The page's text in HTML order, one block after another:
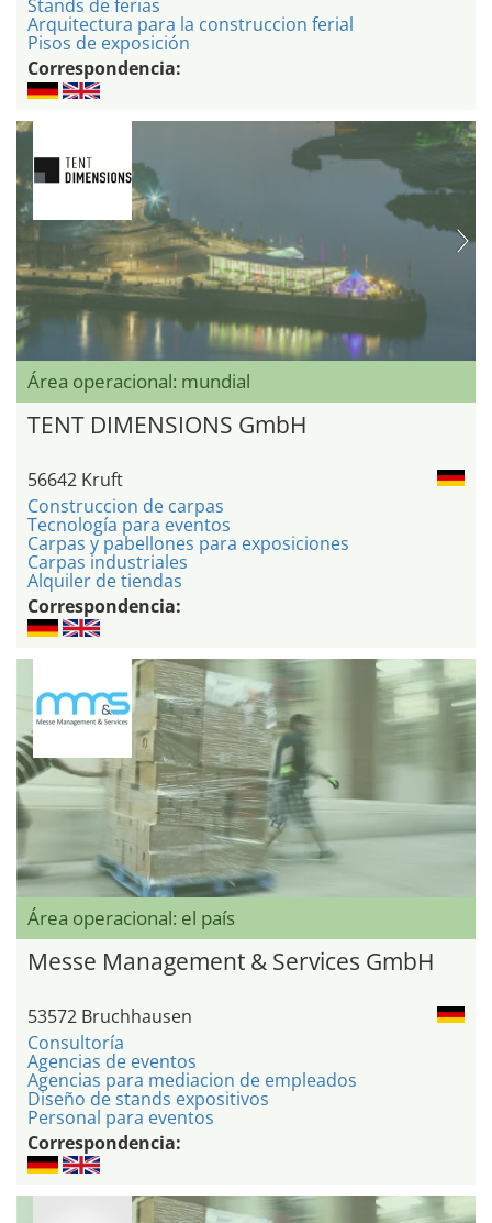
Stands de ferias
Arquitectura para la construccion ferial
Pisos de exposición
Correspondencia:
Área operacional: mundial
TENT DIMENSIONS GmbH
56642 Kruft
Construccion de carpas
Tecnología para eventos
Carpas y pabellones para exposiciones
Carpas industriales
Alquiler de tiendas
Correspondencia:
Área operacional: el país
Messe Management & Services GmbH
53572 Bruchhausen
Consultoría
Agencias de eventos
Agencias para mediacion de empleados
Diseño de stands expositivos
Personal para eventos
Correspondencia: